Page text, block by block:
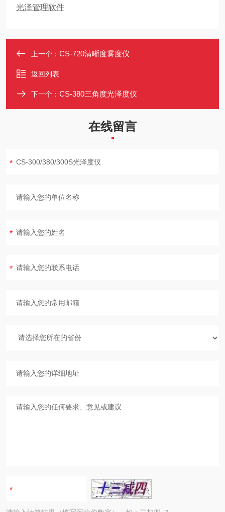
光泽管理软件
上一个： CS-720清晰度雾度仪
返回列表
下一个： CS-380三角度光泽度仪
在线留言